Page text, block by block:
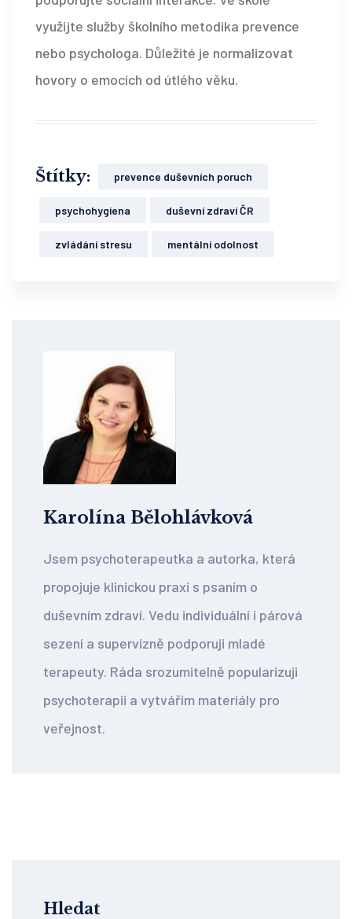
využijte služby školního metodika prevence
nebo psychologa. Důležité je normalizovat
hovory o emocích od útlého věku.
Štítky: prevence duševních poruch
psychohygiena duševní zdraví ČR
zvládání stresu mentální odolnost
Karolína Bělohlávková
Jsem psychoterapeutka a autorka, která
propojuje klinickou praxi s psaním o
duševním zdraví. Vedu individuální i párová
sezení a supervizně podporuji mladé
terapeuty. Ráda srozumitelně popularizuji
psychoterapii a vytvářím materiály pro
veřejnost.
Hledat